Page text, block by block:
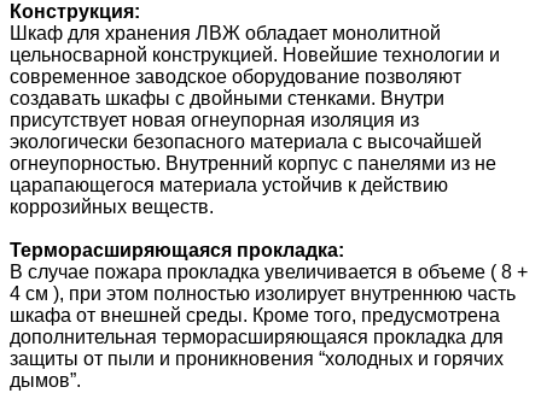
Конструкция:
Шкаф для хранения ЛВЖ обладает монолитной
цельносварной конструкцией. Новейшие технологии и
современное заводское оборудование позволяют
создавать шкафы с двойными стенками. Внутри
присутствует новая огнеупорная изоляция из
экологически безопасного материала с высочайшей
огнеупорностью. Внутренний корпус с панелями из не
царапающегося материала устойчив к действию
коррозийных веществ.
Терморасширяющаяся прокладка:
В случае пожара прокладка увеличивается в объеме ( 8 +
4 см ), при этом полностью изолирует внутреннюю часть
шкафа от внешней среды. Кроме того, предусмотрена
дополнительная терморасширяющаяся прокладка для
защиты от пыли и проникновения “холодных и горячих
дымов”.